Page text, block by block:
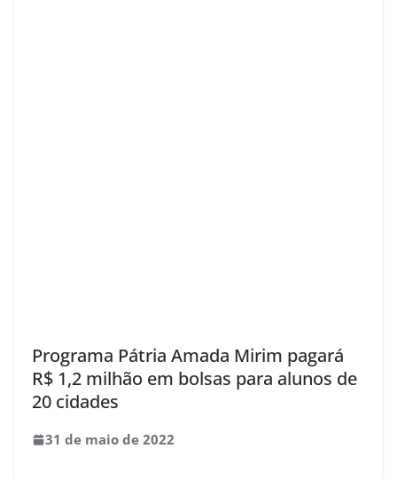
Programa Pátria Amada Mirim pagará
R$ 1,2 milhão em bolsas para alunos de
20 cidades
31 de maio de 2022